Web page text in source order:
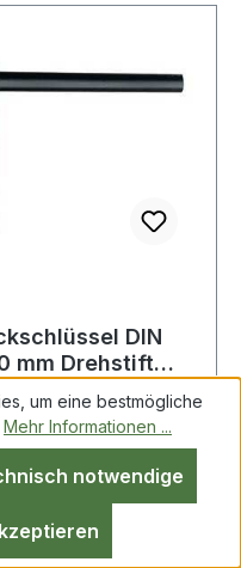
DIN
mm Drehstift
Gr.19mm
AMF aus
· Schaft und
angelassen ·
um eine bestmögliche
Mehr Informationen ...
notwendige